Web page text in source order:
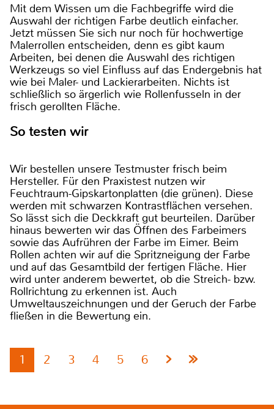
Mit dem Wissen um die Fachbegriffe wird die
Auswahl der richtigen Farbe deutlich einfacher.
Jetzt müssen Sie sich nur noch für hochwertige
Malerrollen entscheiden, denn es gibt kaum
Arbeiten, bei denen die Auswahl des richtigen
Werkzeugs so viel Einfluss auf das Endergebnis hat
wie bei Maler- und Lackierarbeiten. Nichts ist
schließlich so ärgerlich wie Rollenfusseln in der
frisch gerollten Fläche.
So testen wir
Wir bestellen unsere Testmuster frisch beim
Hersteller. Für den Praxistest nutzen wir
Feuchtraum-Gipskartonplatten (die grünen). Diese
werden mit schwarzen Kontrastflächen versehen.
So lässt sich die Deckkraft gut beurteilen. Darüber
hinaus bewerten wir das Öffnen des Farbeimers
sowie das Aufrühren der Farbe im Eimer. Beim
Rollen achten wir auf die Spritzneigung der Farbe
und auf das Gesamtbild der fertigen Fläche. Hier
wird unter anderem bewertet, ob die Streich- bzw.
Rollrichtung zu erkennen ist. Auch
Umweltauszeichnungen und der Geruch der Farbe
fließen in die Bewertung ein.
1 2 3 4 5 6